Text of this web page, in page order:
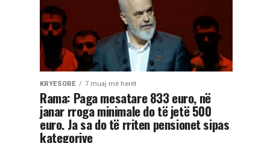
KRYESORE 7 muaj më herët
Rama: Paga mesatare 833 euro, në
janar rroga minimale do të jetë 500
euro. Ja sa do të rriten pensionet sipas
kategorive